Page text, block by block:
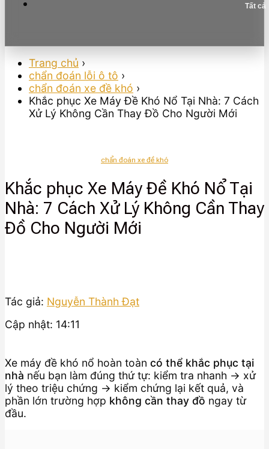
Tất cả
Trang chủ ›
chẩn đoán lỗi ô tô ›
chẩn đoán xe đề khó ›
Khắc phục Xe Máy Đề Khó Nổ Tại Nhà: 7 Cách
Xử Lý Không Cần Thay Đồ Cho Người Mới
chẩn đoán xe đề khó
Khắc phục Xe Máy Đề Khó Nổ Tại
Nhà: 7 Cách Xử Lý Không Cần Thay
Đồ Cho Người Mới
Tác giả: Nguyễn Thành Đạt
Cập nhật: 14:11
Xe máy đề khó nổ hoàn toàn có thể khắc phục tại
nhà nếu bạn làm đúng thứ tự: kiểm tra nhanh → xử
lý theo triệu chứng → kiểm chứng lại kết quả, và
phần lớn trường hợp không cần thay đồ ngay từ
đầu.